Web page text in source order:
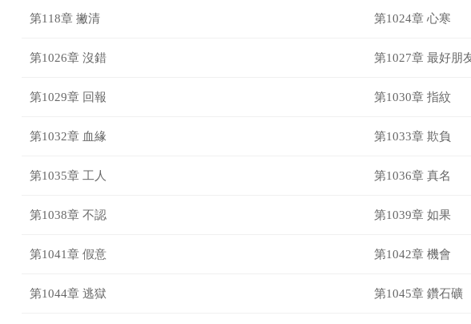
第118章 撇清 第1024章 心寒
第1026章 沒錯 第1027章 最好朋
第1029章 回報 第1030章 指紋
第1032章 血緣 第1033章 欺負
第1035章 工人 第1036章 真名
第1038章 不認 第1039章 如果
第1041章 假意 第1042章 機會
第1044章 逃獄 第1045章 鑽石礦